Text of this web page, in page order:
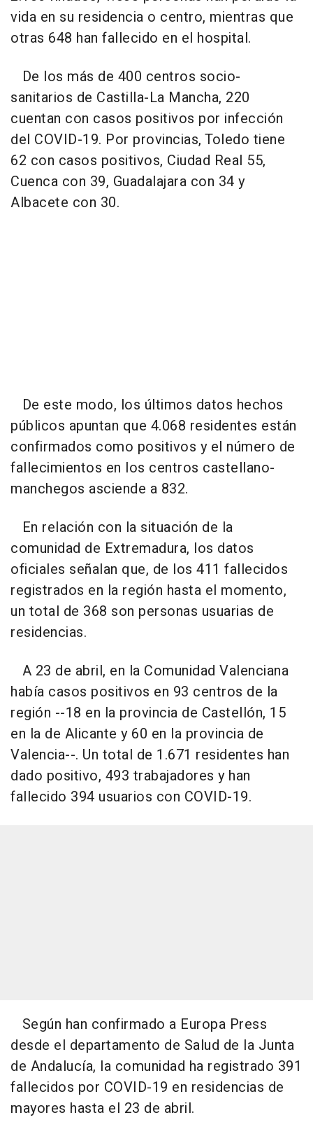
vida en su residencia o centro, mientras que
otras 648 han fallecido en el hospital.
De los más de 400 centros socio-
sanitarios de Castilla-La Mancha, 220
cuentan con casos positivos por infección
del COVID-19. Por provincias, Toledo tiene
62 con casos positivos, Ciudad Real 55,
Cuenca con 39, Guadalajara con 34 y
Albacete con 30.
De este modo, los últimos datos hechos
públicos apuntan que 4.068 residentes están
confirmados como positivos y el número de
fallecimientos en los centros castellano-
manchegos asciende a 832.
En relación con la situación de la
comunidad de Extremadura, los datos
oficiales señalan que, de los 411 fallecidos
registrados en la región hasta el momento,
un total de 368 son personas usuarias de
residencias.
A 23 de abril, en la Comunidad Valenciana
había casos positivos en 93 centros de la
región --18 en la provincia de Castellón, 15
en la de Alicante y 60 en la provincia de
Valencia--. Un total de 1.671 residentes han
dado positivo, 493 trabajadores y han
fallecido 394 usuarios con COVID-19.
Según han confirmado a Europa Press
desde el departamento de Salud de la Junta
de Andalucía, la comunidad ha registrado 391
fallecidos por COVID-19 en residencias de
mayores hasta el 23 de abril.